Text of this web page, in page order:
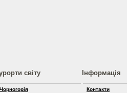
світу
Чорногорія
Інформація
Контакти